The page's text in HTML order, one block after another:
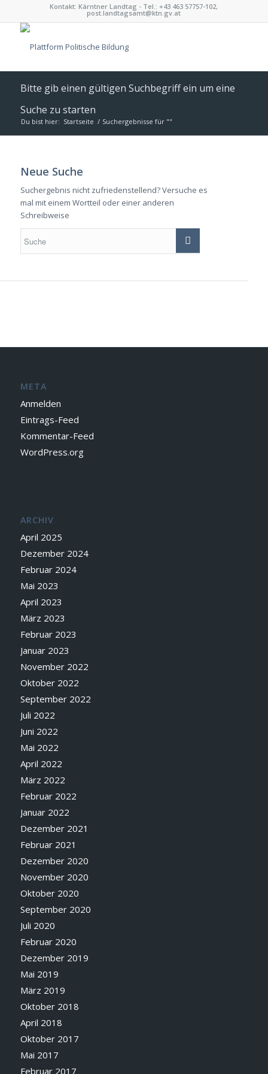
Kontakt: Kärntner Landtag - Tel.: +43 463 57757-102,
post.landtagsamt@ktn.gv.at
Bitte gib einen gültigen Suchbegriff ein um eine
Suche zu starten
Du bist hier: Startseite / Suchergebnisse für ""
Neue Suche
Suchergebnis nicht zufriedenstellend? Versuche es
mal mit einem Wortteil oder einer anderen
Schreibweise
META
Anmelden
Eintrags-Feed
Kommentar-Feed
WordPress.org
ARCHIV
April 2025
Dezember 2024
Februar 2024
Mai 2023
April 2023
März 2023
Februar 2023
Januar 2023
November 2022
Oktober 2022
September 2022
Juli 2022
Juni 2022
Mai 2022
April 2022
März 2022
Februar 2022
Januar 2022
Dezember 2021
Februar 2021
Dezember 2020
November 2020
Oktober 2020
September 2020
Juli 2020
Februar 2020
Dezember 2019
Mai 2019
März 2019
Oktober 2018
April 2018
Oktober 2017
Mai 2017
Februar 2017